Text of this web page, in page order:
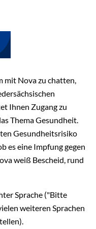
braucht, kann
Labore wenden.
von den
& Kollegen
nach, ob Corona-
ein Nasen-
Die
Ort nach etwa 15
Verkauft
Apotheken,
Die Kosten
erfahren über
den Test richtig
nach wenigen
unter den
erfolgt durch
durch
mit Nova zu chatten,
Ihnen Zugang zu
Thema Gesundheit.
Gesundheitsrisiko
es eine Impfung gegen
weiß Bescheid, rund
Sprache ("Bitte
weiteren Sprachen